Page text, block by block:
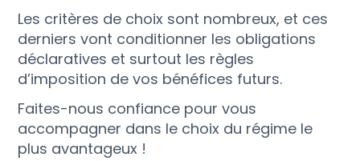
Les critères de choix sont nombreux, et ces
derniers vont conditionner les obligations
déclaratives et surtout les règles
d’imposition de vos bénéfices futurs.
Faites-nous confiance pour vous
accompagner dans le choix du régime le
plus avantageux !